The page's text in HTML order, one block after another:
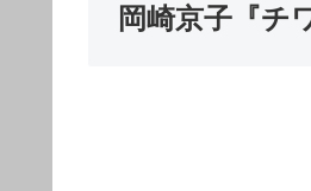
岡崎京子『チ